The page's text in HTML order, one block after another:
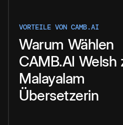
VORTEILE VON CAMB.AI
Warum Wählen
CAMB.AI Welsh
Malayalam
Übersetzerin